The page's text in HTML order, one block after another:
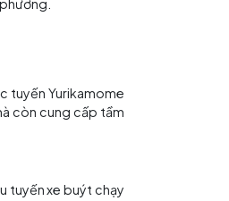
Vịnh Odaiba, tùy thuộc vào vị